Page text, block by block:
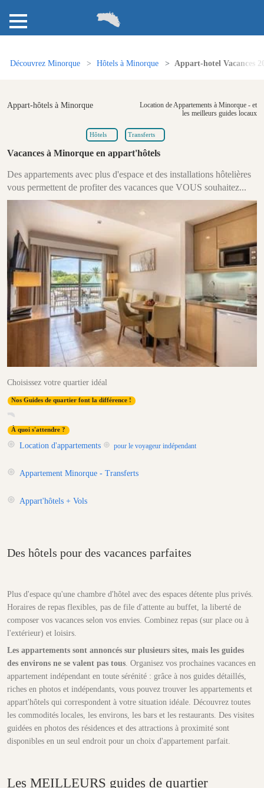
Découvrez Minorque Hôtels à Minorque Appart-hotel Vacances
Appart-hôtels à Minorque
Location de Appartements à Minorque - et
les meilleurs guides locaux
Hôtels Transferts
Vacances à Minorque en appart'hôtels
Des appartements avec plus d'espace et des installations hôtelières
vous permettent de profiter des vacances que VOUS souhaitez...
Choisissez votre quartier idéal
Nos Guides de quartier font la différence !
À quoi s'attendre ?
Location d'appartements pour le voyageur indépendant
Appartement Minorque - Transferts
Appart'hôtels + Vols
Des hôtels pour des vacances parfaites
Plus d'espace qu'une chambre d'hôtel avec des espaces détente plus privés.
Horaires de repas flexibles, pas de file d'attente au buffet, la liberté de
composer vos vacances selon vos envies. Combinez repas (sur place ou à
l'extérieur) et loisirs.
Les appartements sont annoncés sur plusieurs sites, mais les guides
des environs ne se valent pas tous. Organisez vos prochaines vacances en
appartement indépendant en toute sérénité : grâce à nos guides détaillés,
riches en photos et indépendants, vous pouvez trouver les appartements et
appart'hôtels qui correspondent à votre situation idéale. Découvrez toutes
les commodités locales, les environs, les bars et les restaurants. Des visites
guidées en photos des résidences et des attractions à proximité sont
disponibles en un seul endroit pour un choix d'appartement parfait.
Les MEILLEURS guides de quartier